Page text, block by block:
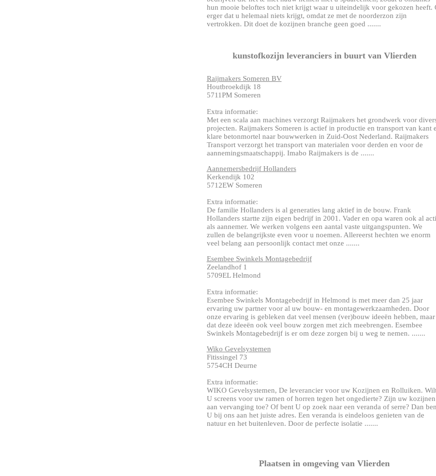
hun mooie beloftes toch niet krijgt waar u uiteindelijk voor gekozen heeft.
erger dat u helemaal niets krijgt, omdat ze met de noorderzon zijn
vertrokken. Dit doet de kozijnen branche geen goed .......
kunstofkozijn leveranciers in buurt van Vlierden
Raijmakers Someren BV
Houtbroekdijk 18
5711PM Someren
Extra informatie:
Met een scala aan machines verzorgt Raijmakers het grondwerk voor
projecten. Raijmakers Someren is actief in productie en transport van kant
klare betonmortel naar bouwwerken in Zuid-Oost Nederland. Raijmakers
Transport verzorgt het transport van materialen voor derden en voor de
aannemingsmaatschappij. Imabo Raijmakers is de .......
Aannemersbedrijf Hollanders
Kerkendijk 102
5712EW Someren
Extra informatie:
De familie Hollanders is al generaties lang aktief in de bouw. Frank
Hollanders startte zijn eigen bedrijf in 2001. Vader en opa waren ook al
als aannemer. We werken volgens een aantal vaste uitgangspunten. We
zullen de belangrijkste even voor u noemen. Allereerst hechten we enorm
veel belang aan persoonlijk contact met onze .......
Esembee Swinkels Montagebedrijf
Zeelandhof 1
5709EL Helmond
Extra informatie:
Esembee Swinkels Montagebedrijf in Helmond is met meer dan 25 jaar
ervaring uw partner voor al uw bouw- en montagewerkzaamheden. Door
onze ervaring is gebleken dat veel mensen (ver)bouw ideeën hebben, maar
dat deze ideeën ook veel bouw zorgen met zich meebrengen. Esembee
Swinkels Montagebedrijf is er om deze zorgen bij u weg te nemen. .......
Wiko Gevelsystemen
Fitissingel 73
5754CH Deurne
Extra informatie:
WIKO Gevelsystemen, De leverancier voor uw Kozijnen en Rolluiken.
U screens voor uw ramen of horren tegen het ongedierte? Zijn uw kozijnen
aan vervanging toe? Of bent U op zoek naar een veranda of serre? Dan
U bij ons aan het juiste adres. Een veranda is eindeloos genieten van de
natuur en het buitenleven. Door de perfecte isolatie .......
Plaatsen in omgeving van Vlierden